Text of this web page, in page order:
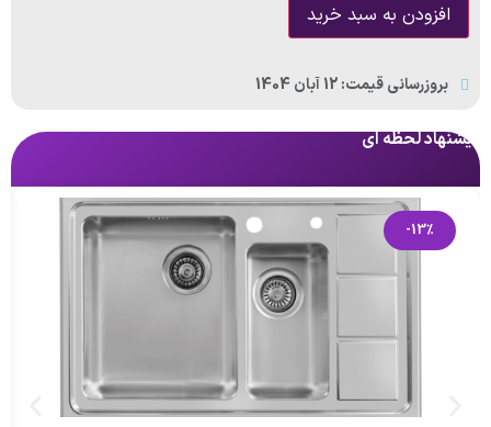
پیشنهاد لحظه ای
-13%
افزودن به سبد خرید
بروزرسانی قیمت: 12 آبان 1404